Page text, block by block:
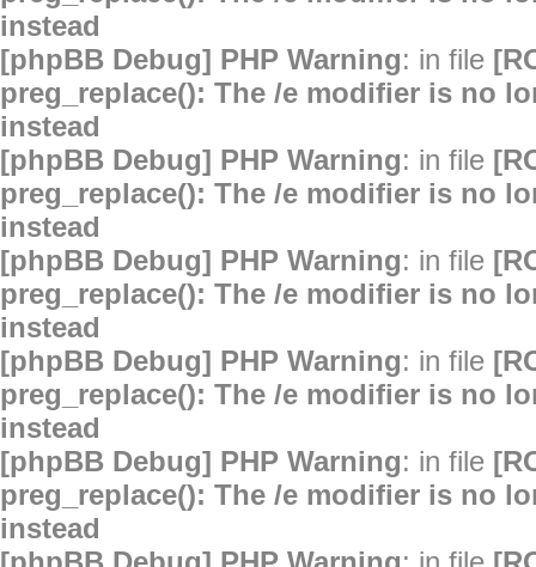
instead
[phpBB Debug] PHP Warning: in file
preg_replace(): The /e modifier is no
instead
[phpBB Debug] PHP Warning: in file
preg_replace(): The /e modifier is no
instead
[phpBB Debug] PHP Warning: in file
preg_replace(): The /e modifier is no
instead
[phpBB Debug] PHP Warning: in file
preg_replace(): The /e modifier is no
instead
[phpBB Debug] PHP Warning: in file
preg_replace(): The /e modifier is no
instead